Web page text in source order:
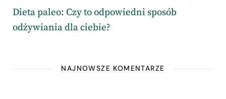
Dieta paleo: Czy to odpowiedni sposób
odżywiania dla ciebie?
NAJNOWSZE KOMENTARZE